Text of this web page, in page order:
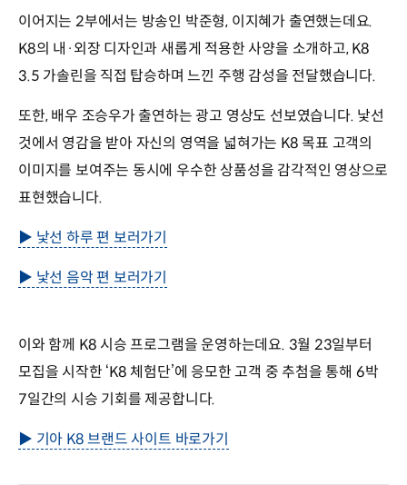
이어지는 2부에서는 방송인 박준형, 이지혜가 출연했는데요.
K8의 내·외장 디자인과 새롭게 적용한 사양을 소개하고, K8
3.5 가솔린을 직접 탑승하며 느낀 주행 감성을 전달했습니다.
또한, 배우 조승우가 출연하는 광고 영상도 선보였습니다. 낯선
것에서 영감을 받아 자신의 영역을 넓혀가는 K8 목표 고객의
이미지를 보여주는 동시에 우수한 상품성을 감각적인 영상으로
표현했습니다.
▶ 낯선 하루 편 보러가기
▶ 낯선 음악 편 보러가기
이와 함께 K8 시승 프로그램을 운영하는데요. 3월 23일부터
모집을 시작한 ‘K8 체험단’에 응모한 고객 중 추첨을 통해 6박
7일간의 시승 기회를 제공합니다.
▶ 기아 K8 브랜드 사이트 바로가기